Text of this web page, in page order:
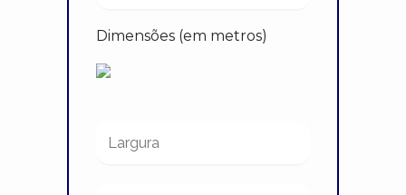
Dimensões (em metros)